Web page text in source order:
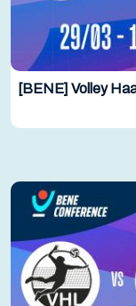
[BENE] Volley